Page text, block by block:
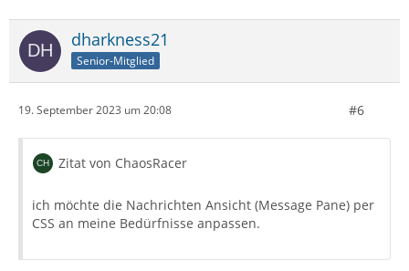
dharkness21
Senior-Mitglied
19. September 2023 um 20:08 #6
Zitat von ChaosRacer
ich möchte die Nachrichten Ansicht (Message Pane) per
CSS an meine Bedürfnisse anpassen.